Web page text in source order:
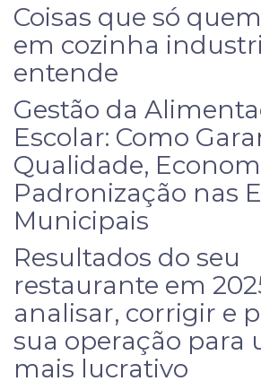
Coisas que só
em cozinha
entende
Gestão da
Escolar: Como
Qualidade,
Padronização nas
Municipais
Resultados do seu
restaurante em
analisar, corrigir e
sua operação para
mais lucrativo